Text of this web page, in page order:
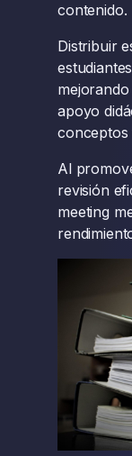
contenido.
Distribuir
apoyo
conceptos
Al
revisión
meeting